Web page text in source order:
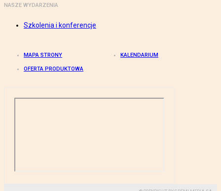
NASZE WYDARZENIA
Szkolenia i konferencje
MAPA STRONY KALENDARIUM
OFERTA PRODUKTOWA